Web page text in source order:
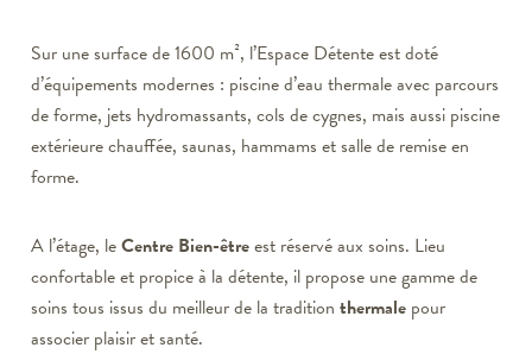
Sur une surface de 1600 m², l’Espace Détente est doté
d’équipements modernes : piscine d’eau thermale avec parcours
de forme, jets hydromassants, cols de cygnes, mais aussi piscine
extérieure chauffée, saunas, hammams et salle de remise en
forme.
A l’étage, leCentre Bien-êtreest réservé aux soins. Lieu
confortable et propice à la détente, il propose une gamme de
soins tous issus du meilleur de la tradition thermale pour
associer plaisir et santé.